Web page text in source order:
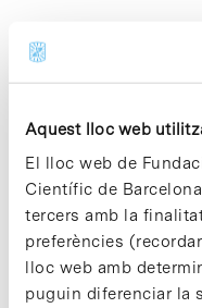
Aquest lloc web
El lloc web de
Científic de
tercers amb la
preferències
lloc web amb
puguin diferenciar la
Please try again